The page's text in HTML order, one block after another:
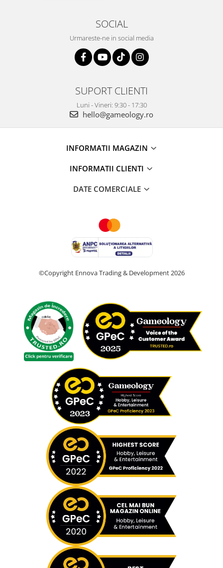
SOCIAL
Urmareste-ne in social media
SUPORT CLIENTI
Luni - Vineri: 9:30 - 17:30
hello@gameology.ro
INFORMATII MAGAZIN
INFORMATII CLIENTI
DATE COMERCIALE
©Copyright Ennova Trading & Development 2026